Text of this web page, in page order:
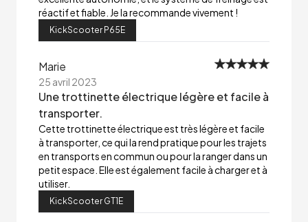
réactif et fiable. Je la recommande vivement !
KickScooter P65E
Marie
25 avril 2023
Une trottinette électrique légère et facile à
transporter.
Cette trottinette électrique est très légère et facile
à transporter, ce qui la rend pratique pour les trajets
en transports en commun ou pour la ranger dans un
petit espace. Elle est également facile à charger et à
utiliser.
KickScooter GT1E